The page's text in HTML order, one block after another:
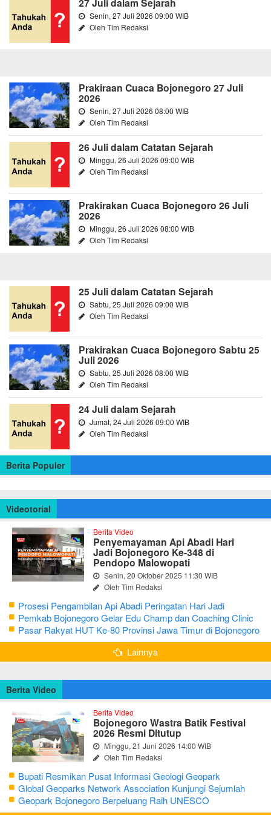
Senin, 27 Juli 2026 09:00 WIB
Oleh Tim Redaksi
Prakiraan Cuaca Bojonegoro 27 Juli
2026
Senin, 27 Juli 2026 08:00 WIB
Oleh Tim Redaksi
26 Juli dalam Catatan Sejarah
Minggu, 26 Juli 2026 09:00 WIB
Oleh Tim Redaksi
Prakirakan Cuaca Bojonegoro 26 Juli
2026
Minggu, 26 Juli 2026 08:00 WIB
Oleh Tim Redaksi
25 Juli dalam Catatan Sejarah
Sabtu, 25 Juli 2026 09:00 WIB
Oleh Tim Redaksi
Prakirakan Cuaca Bojonegoro Sabtu 25
Juli 2026
Sabtu, 25 Juli 2026 08:00 WIB
Oleh Tim Redaksi
24 Juli dalam Sejarah
Jumat, 24 Juli 2026 09:00 WIB
Oleh Tim Redaksi
Berita Populer
Videotorial
Berita Video
Penyemayaman Api Abadi Hari
Jadi Bojonegoro Ke-348 di
Pendopo Malowopati
Senin, 20 Oktober 2025 11:30 WIB
Oleh Tim Redaksi
Prosesi Pengambilan Api Abadi Peringatan Hari Jadi
Bojonegoro Ke-348
Pemkab Bojonegoro Gelar Edu Champ dan Coaching Clinic
Seni Reog dan Jaranan
Pasar Rakyat HUT Ke-80 Provinsi Jawa Timur di Bojonegoro
Lainnya
Berita Video
Berita Video
Bojonegoro Wastra Batik Festival
2026 Resmi Ditutup
Minggu, 21 Juni 2026 14:00 WIB
Oleh Tim Redaksi
Bupati Resmikan Pusat Informasi Geologi Geopark
Bojonegoro
Global Geoparks Network Association Kunjungi Sejumlah
Geosite di Bojonegoro
Geopark Bojonegoro Berpeluang Raih UNESCO
Global Geopark